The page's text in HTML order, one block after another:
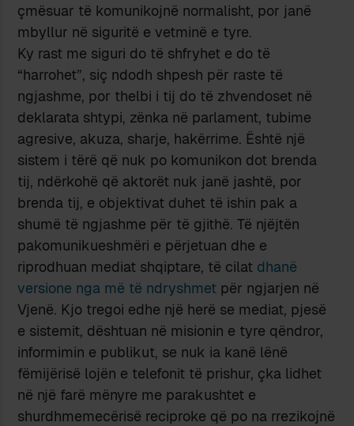
çmësuar të komunikojnë normalisht, por janë
mbyllur në siguritë e vetminë e tyre.
Ky rast me siguri do të shfryhet e do të
“harrohet”, siç ndodh shpesh për raste të
ngjashme, por thelbi i tij do të zhvendoset në
deklarata shtypi, zënka në parlament, tubime
agresive, akuza, sharje, hakërrime. Është një
sistem i tërë që nuk po komunikon dot brenda
tij, ndërkohë që aktorët nuk janë jashtë, por
brenda tij, e objektivat duhet të ishin pak a
shumë të ngjashme për të gjithë. Të njëjtën
pakomunikueshmëri e përjetuan dhe e
riprodhuan mediat shqiptare, të cilat dhanë
versione nga më të ndryshmet për ngjarjen në
Vjenë. Kjo tregoi edhe një herë se mediat, pjesë
e sistemit, dështuan në misionin e tyre qëndror,
informimin e publikut, se nuk ia kanë lënë
fëmijërisë lojën e telefonit të prishur, çka lidhet
në një farë mënyre me parakushtet e
shurdhmemecërisë reciproke që po na rrezikojnë